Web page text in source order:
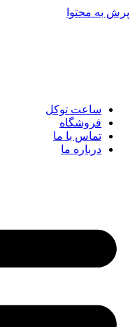
پرش به محتوا
ساعت توکل
فروشگاه
تماس با ما
درباره ما